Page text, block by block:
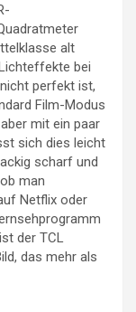
alt
bei
perfekt ist,
Film-Modus
mit ein paar
sich dies leicht
scharf und
man
Netflix oder
der TCL
das mehr als